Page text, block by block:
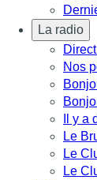
La radio
Nos
Il y a
Le
Le
Le